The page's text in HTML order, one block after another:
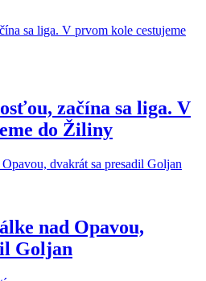
začína sa liga. V
do Žiliny
nad Opavou,
Goljan